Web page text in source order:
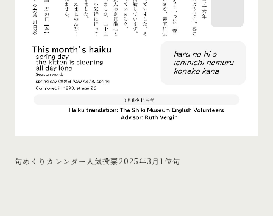
句めくりカレンダー人気投票2025年3月1位句